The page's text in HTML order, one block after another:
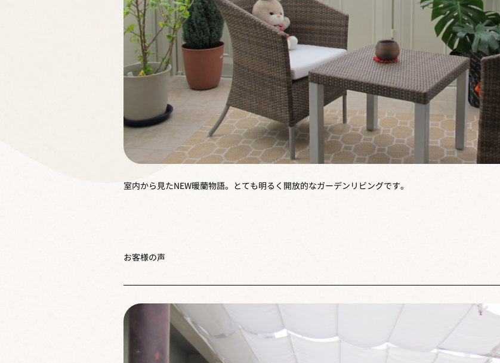
室内から見たNEW暖蘭物語。とても明るく開放的なガーデンリビングです。
お客様の声